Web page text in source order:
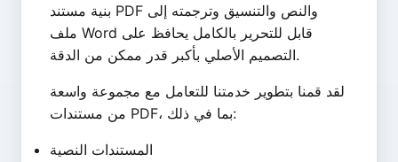
بنية مستند PDF والنص والتنسيق وترجمته إلى
ملف Word قابل للتحرير بالكامل يحافظ على
التصميم الأصلي بأكبر قدر ممكن من الدقة.
لقد قمنا بتطوير خدمتنا للتعامل مع مجموعة واسعة
من مستندات PDF، بما في ذلك:
المستندات النصية